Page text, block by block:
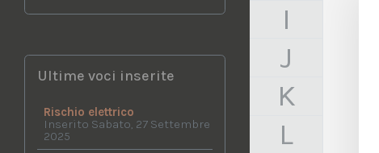
Ultime voci inserite
Rischio elettrico
Inserito Sabato, 27 Settembre
2025
I
J
K
L